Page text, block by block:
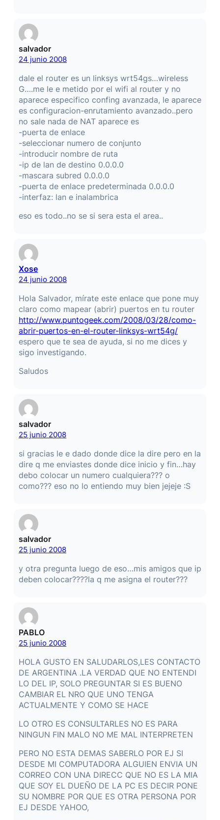
salvador
24 junio 2008
dale el router es un linksys wrt54gs…wireless
G….me le e metido por el wifi al router y no
aparece especifico confing avanzada, le aparece
es configuracion-enrutamiento avanzado..pero
no sale nada de NAT aparece es
-puerta de enlace
-seleccionar numero de conjunto
-introducir nombre de ruta
-ip de lan de destino 0.0.0.0
-mascara subred 0.0.0.0
-puerta de enlace predeterminada 0.0.0.0
-interfaz: lan e inalambrica
eso es todo..no se si sera esta el area..
Xose
24 junio 2008
Hola Salvador, mírate este enlace que pone muy
claro como mapear (abrir) puertos en tu router
http://www.puntogeek.com/2008/03/28/como-
abrir-puertos-en-el-router-linksys-wrt54g/
espero que te sea de ayuda, si no me dices y
sigo investigando.
Saludos
salvador
25 junio 2008
si gracias le e dado donde dice la dire pero en la
dire q me enviastes donde dice inicio y fin…hay
debo colocar un numero cualquiera??? o
como??? eso no lo entiendo muy bien jejeje :S
salvador
25 junio 2008
y otra pregunta luego de eso…mis amigos que ip
deben colocar????la q me asigna el router???
PABLO
25 junio 2008
HOLA GUSTO EN SALUDARLOS,LES CONTACTO
DE ARGENTINA .LA VERDAD QUE NO ENTENDI
LO DEL IP, SOLO PREGUNTAR SI ES BUENO
CAMBIAR EL NRO QUE UNO TENGA
ACTUALMENTE Y COMO SE HACE
LO OTRO ES CONSULTARLES NO ES PARA
NINGUN FIN MALO NO ME MAL INTERPRETEN
PERO NO ESTA DEMAS SABERLO POR EJ SI
DESDE MI COMPUTADORA ALGUIEN ENVIA UN
CORREO CON UNA DIRECC QUE NO ES LA MIA
QUE SOY EL DUEÑO DE LA PC ES DECIR PONE
SU NOMBRE POR QUE ES OTRA PERSONA POR
EJ DESDE YAHOO,